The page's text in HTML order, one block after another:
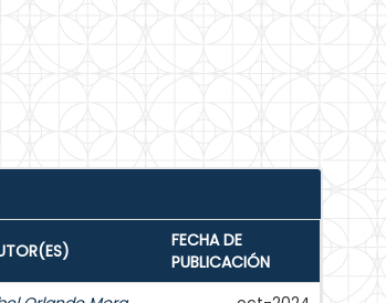
FECHA DE
PUBLICACIÓN